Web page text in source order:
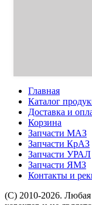
Главная
Каталог
Доставка и
Корзина
Запчасти МАЗ
Запчасти КрАЗ
Запчасти УРАЛ
Запчасти ЯМЗ
Контакты и
(C) 2010-2026.